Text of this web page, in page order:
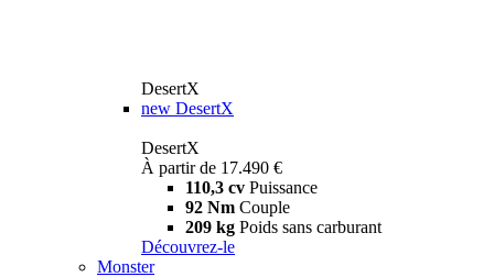
DesertX
new DesertX
DesertX
À partir de 17.490 €
110,3 cv Puissance
92 Nm Couple
209 kg Poids sans carburant
Découvrez-le
Monster